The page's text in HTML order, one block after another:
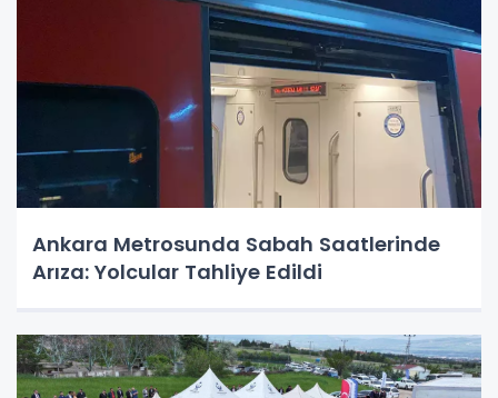
Ankara Metrosunda Sabah Saatlerinde
Arıza: Yolcular Tahliye Edildi